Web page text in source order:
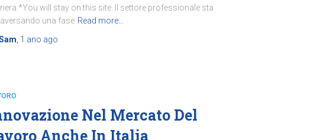
*You will stay on this site. Il settore professionale sta
una fase Read more…
1 ano ago
Nel Mercato Del
Anche In Italia